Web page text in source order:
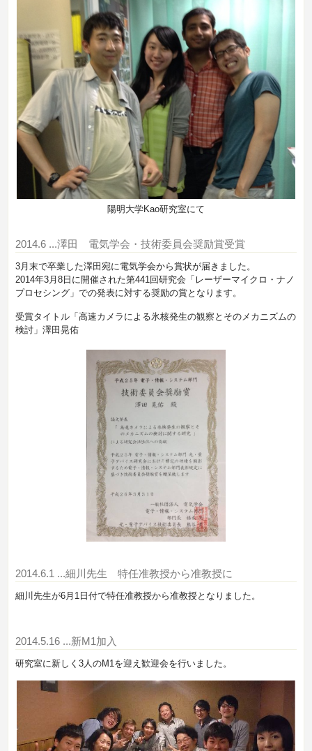
陽明大学Kao研究室にて
2014.6 ...澤田 電気学会・技術委員会奨励賞受賞
3月末で卒業した澤田宛に電気学会から賞状が届きました。
2014年3月8日に開催された第441回研究会「レーザーマイクロ・ナノ
プロセシング」での発表に対する奨励の賞となります。
受賞タイトル「高速カメラによる氷核発生の観察とそのメカニズムの
検討」澤田晃佑
2014.6.1 ...細川先生 特任准教授から准教授に
細川先生が6月1日付で特任准教授から准教授となりました。
2014.5.16 ...新M1加入
研究室に新しく3人のM1を迎え歓迎会を行いました。